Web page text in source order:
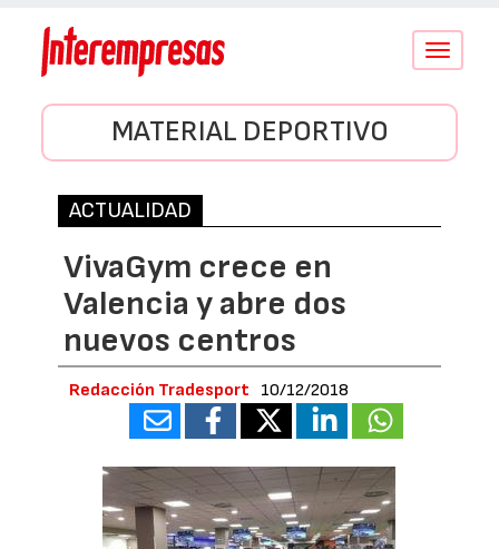
Conmutar
MATERIAL DEPORTIVO
ACTUALIDAD
VivaGym crece en
Valencia y abre dos
nuevos centros
Redacción Tradesport 10/12/2018